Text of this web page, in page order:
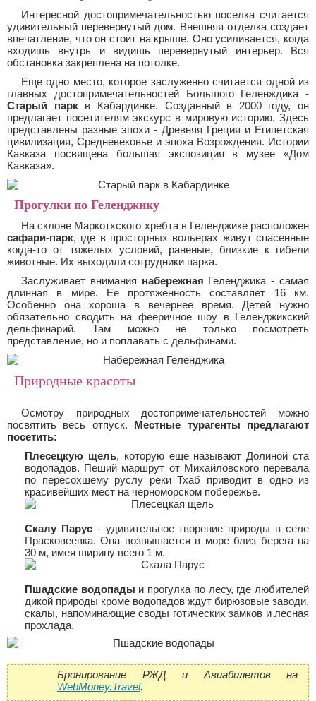
Интересной достопримечательностью поселка считается
удивительный перевернутый дом. Внешняя отделка создает
впечатление, что он стоит на крыше. Оно усиливается, когда
входишь внутрь и видишь перевернутый интерьер. Вся
обстановка закреплена на потолке.
Еще одно место, которое заслуженно считается одной из
главных достопримечательностей Большого Геленждика -
Старый паркв Кабардинке. Созданный в 2000 году, он
предлагает посетителям экскурс в мировую историю. Здесь
представлены разные эпохи - Древняя Греция и Египетская
цивилизация, Средневековье и эпоха Возрождения. Истории
Кавказа посвящена большая экспозиция в музее «Дом
Кавказа».
Прогулки по Геленджику
На склоне Маркотхского хребта в Геленджике расположен
сафари-парк, где в просторных вольерах живут спасенные
когда-то от тяжелых условий, раненые, близкие к гибели
животные. Их выходили сотрудники парка.
Заслуживает внимания набережная Геленджика - самая
длинная в мире. Ее протяженность составляет 16 км.
Особенно она хороша в вечернее время. Детей нужно
обязательно сводить на фееричное шоу в Геленджикский
дельфинарий. Там можно не только посмотреть
представление, но и поплавать с дельфинами.
Природные красоты
Осмотру природных достопримечательностей можно
посвятить весь отпуск. Местные турагенты предлагают
посетить:
Плесецкую щель, которую еще называют Долиной ста
водопадов. Пеший маршрут от Михайловского перевала
по пересохшему руслу реки Тхаб приводит в одно из
красивейших мест на черноморском побережье.
Скалу Парус- удивительное творение природы в селе
Прасковеевка. Она возвышается в море близ берега на
30 м, имея ширину всего 1 м.
Пшадские водопады и прогулка по лесу, где любителей
дикой природы кроме водопадов ждут бирюзовые заводи,
скалы, напоминающие своды готических замков и лесная
прохлада.
Бронирование РЖД и Авиабилетов на
WebMoney.Travel.